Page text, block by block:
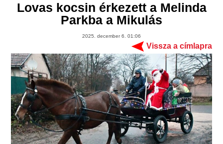
Lovas kocsin érkezett a Melinda
Parkba a Mikulás
2025. december 6. 01:06
Vissza a címlapra